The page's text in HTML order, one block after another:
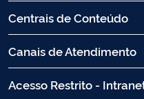
Centrais de Conteúdo
Canais de Atendimento
Acesso Restrito -